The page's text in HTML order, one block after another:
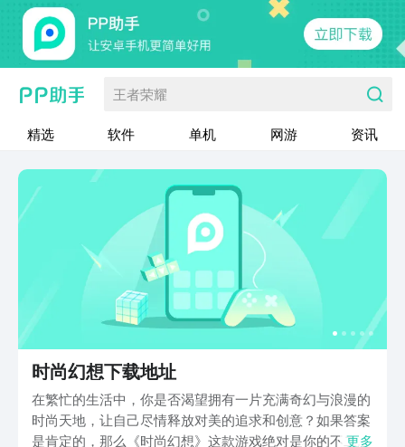
王者荣耀
精选 软件 单机 网游 资讯
时尚幻想下载地址
在繁忙的生活中，你是否渴望拥有一片充满奇幻与浪漫的
时尚天地，让自己尽情释放对美的追求和创意？如果答案
是肯定的，那么《时尚幻想》这款游戏绝对是你的不二之
更多